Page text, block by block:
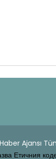
Ajansı
Етичния